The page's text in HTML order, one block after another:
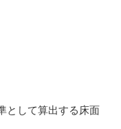
として算出する床面